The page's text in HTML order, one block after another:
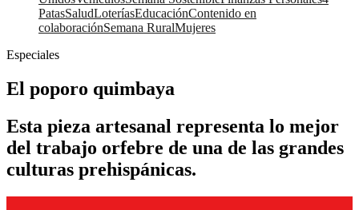
PatasSaludLoteríasEducaciónContenido en
colaboraciónSemana RuralMujeres
Especiales
El poporo quimbaya
Esta pieza artesanal representa lo mejor
del trabajo orfebre de una de las grandes
culturas prehispánicas.